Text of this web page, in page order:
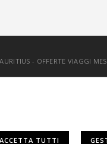
- OFFERTE VIAGGI
ACCETTA TUTTI